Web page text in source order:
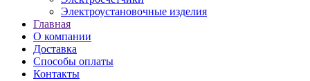
Электроустановочные изделия
Главная
О компании
Доставка
Способы оплаты
Контакты